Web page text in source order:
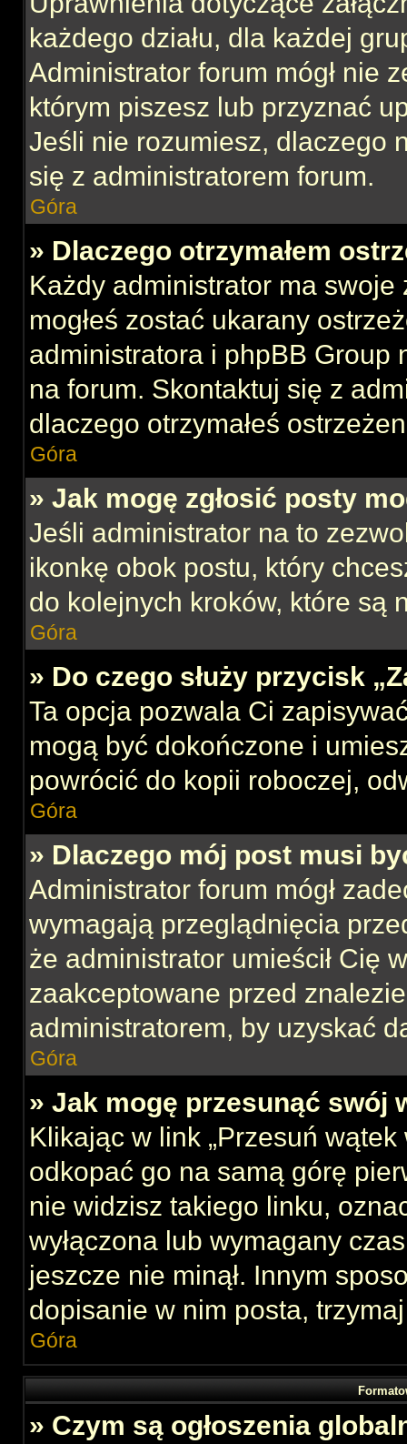
każdego działu, dla każdej
Administrator forum mógł nie
którym piszesz lub przyznać
Jeśli nie rozumiesz, dlaczego
się z administratorem forum.
Góra
» Dlaczego otrzymałem
Każdy administrator ma swoje
mogłeś zostać ukarany
administratora i phpBB Group
na forum. Skontaktuj się z
dlaczego otrzymałeś
Góra
» Jak mogę zgłosić posty
Jeśli administrator na to
ikonkę obok postu, który
do kolejnych kroków, które są
Góra
» Do czego służy przycisk
Ta opcja pozwala Ci
mogą być dokończone i
powrócić do kopii roboczej,
Góra
» Dlaczego mój post musi
Administrator forum mógł
wymagają przeglądnięcia
że administrator umieścił Cię
zaakceptowane przed
administratorem, by uzyskać
Góra
» Jak mogę przesunąć swój
Klikając w link „Przesuń
odkopać go na samą górę
nie widzisz takiego linku,
wyłączona lub wymagany
jeszcze nie minął. Innym
dopisanie w nim posta,
Góra
» Czym są ogłoszenia